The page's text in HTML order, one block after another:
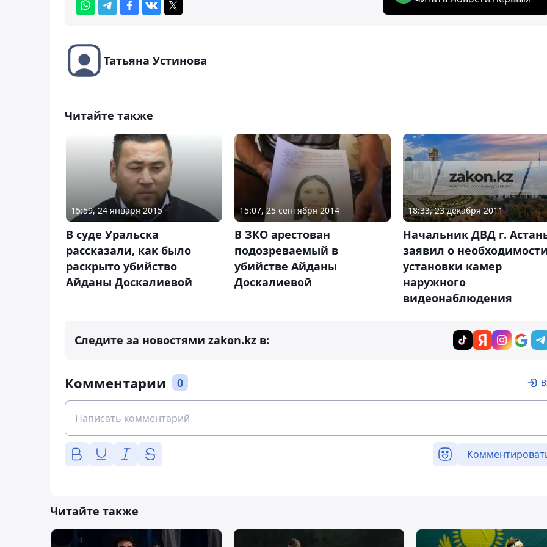
Татьяна Устинова
Читайте также
15:59, 24 января 2015
В суде Уральска
рассказали, как было
раскрыто убийство
Айданы Доскалиевой
15:07, 25 сентября 2014
В ЗКО арестован
подозреваемый в
убийстве Айданы
Доскалиевой
18:33, 23 декабря 2011
Начальник ДВД г.
заявил о
установки камер
наружного
видеонаблюдения
Следите за новостями zakon.kz в:
Комментарии 0
Читайте также